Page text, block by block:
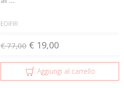
EDIFIR
€ 77,00 € 19,00
Aggiungi al carrello